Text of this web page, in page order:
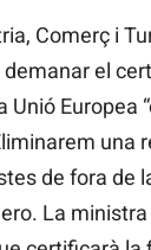
Comerç i
el
Unió Europea
de fora de
La